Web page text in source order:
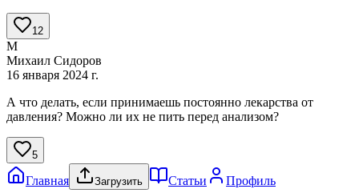
12
М
Михаил Сидоров
16 января 2024 г.
А что делать, если принимаешь постоянно лекарства от
давления? Можно ли их не пить перед анализом?
5
Главная Загрузить Статьи Профиль